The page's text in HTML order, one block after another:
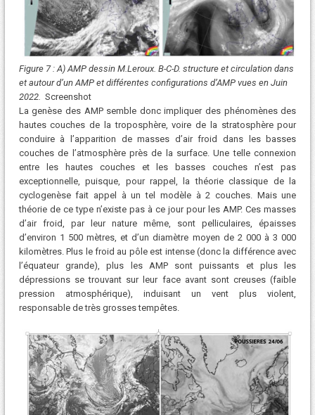
Figure 7 : A) AMP dessin M.Leroux. B-C-D. structure et circulation dans
et autour d’un AMP et différentes configurations d’AMP vues en Juin
2022. Screenshot
La genèse des AMP semble donc impliquer des phénomènes des
hautes couches de la troposphère, voire de la stratosphère pour
conduire à l’apparition de masses d’air froid dans les basses
couches de l’atmosphère près de la surface. Une telle connexion
entre les hautes couches et les basses couches n’est pas
exceptionnelle, puisque, pour rappel, la théorie classique de la
cyclogenèse fait appel à un tel modèle à 2 couches. Mais une
théorie de ce type n’existe pas à ce jour pour les AMP. Ces masses
d’air froid, par leur nature même, sont pelliculaires, épaisses
d’environ 1 500 mètres, et d’un diamètre moyen de 2 000 à 3 000
kilomètres. Plus le froid au pôle est intense (donc la différence avec
l’équateur grande), plus les AMP sont puissants et plus les
dépressions se trouvant sur leur face avant sont creuses (faible
pression atmosphérique), induisant un vent plus violent,
responsable de très grosses tempêtes.